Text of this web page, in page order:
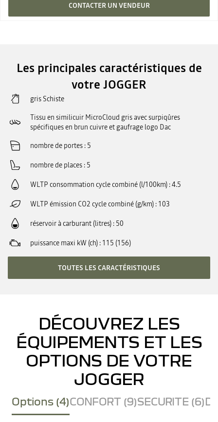
CONTACTER UN VENDEUR
Les principales caractéristiques de
votre JOGGER
gris Schiste
Tissu en similicuir MicroCloud gris avec surpiqûres
spécifiques en brun cuivre et gaufrage logo Dac
nombre de portes 5
nombre de places 5
WLTP consommation cycle combiné (l/100km) 4.5
WLTP émission CO2 cycle combiné (g/km) 103
réservoir à carburant (litres) 50
puissance maxi kW (ch) 115 (156)
TOUTES LES CARACTÉRISTIQUES
DÉCOUVREZ LES
ÉQUIPEMENTS ET LES
OPTIONS DE VOTRE
JOGGER
Options (4)CONFORT (9)SECURITE (6)